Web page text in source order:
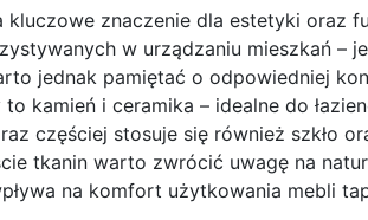
znaczenie dla estetyki oraz
w urządzaniu mieszkań –
jednak pamiętać o odpowiedniej
kamień i ceramika – idealne do
częściej stosuje się również szkło
tkanin warto zwrócić uwagę na
na komfort użytkowania mebli